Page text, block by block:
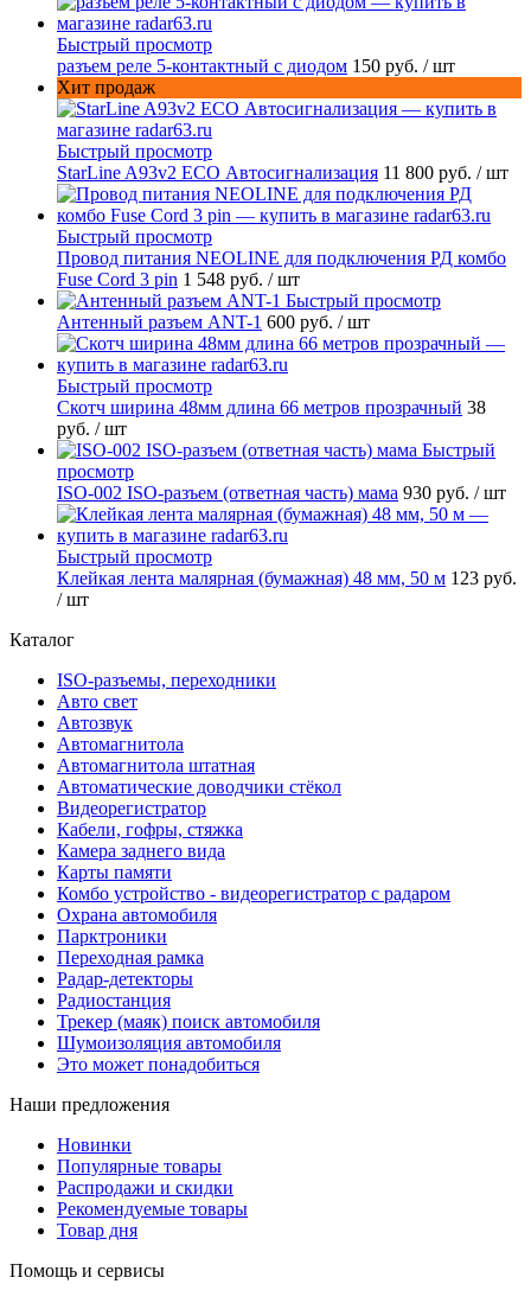
Быстрый просмотр
разъем реле 5-контактный с диодом 150 руб. / шт
Хит продаж
Быстрый просмотр
StarLine A93v2 ECO Автосигнализация 11 800 руб. / шт
Быстрый просмотр
Провод питания NEOLINE для подключения РД комбо
Fuse Cord 3 pin 1 548 руб. / шт
Быстрый просмотр
Антенный разъем ANT-1 600 руб. / шт
Быстрый просмотр
Скотч ширина 48мм длина 66 метров прозрачный 38
руб. / шт
Быстрый
просмотр
ISO-002 ISO-разъем (ответная часть) мама 930 руб. / шт
Быстрый просмотр
Клейкая лента малярная (бумажная) 48 мм, 50 м 123 руб.
/ шт
Каталог
ISO-разъемы, переходники
Авто свет
Автозвук
Автомагнитола
Автомагнитола штатная
Автоматические доводчики стёкол
Видеорегистратор
Кабели, гофры, стяжка
Камера заднего вида
Карты памяти
Комбо устройство - видеорегистратор с радаром
Охрана автомобиля
Парктроники
Переходная рамка
Радар-детекторы
Радиостанция
Трекер (маяк) поиск автомобиля
Шумоизоляция автомобиля
Это может понадобиться
Наши предложения
Новинки
Популярные товары
Распродажи и скидки
Рекомендуемые товары
Товар дня
Помощь и сервисы